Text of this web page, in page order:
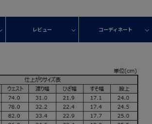
レビュー コーディネート